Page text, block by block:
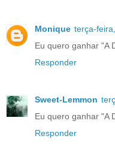
Monique terça-
Eu quero ganhar "A
Responder
Sweet-Lemmon
Eu quero ganhar "A
Responder